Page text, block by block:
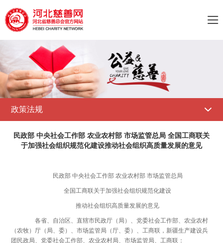

政策法规 
民政部 中央社会工作部 农业农村部 市场监管总局 全国工商联关
于加强社会组织规范化建设推动社会组织高质量发展的意见
民政部 中央社会工作部 农业农村部 市场监管总局
全国工商联关于加强社会组织规范化建设
推动社会组织高质量发展的意见
各省、自治区、直辖市民政厅（局）、党委社会工作部、农业农村
（农牧）厅（局、委）、市场监管局（厅、委）、工商联，新疆生产建设兵
团民政局、党委社会工作部、农业农村局、市场监管局、工商联：